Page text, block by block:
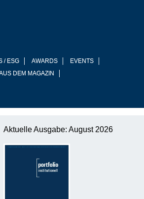
/ ESG AWARDS
EVENTS
DEM MAGAZIN
Aktuelle Ausgabe: August 2026